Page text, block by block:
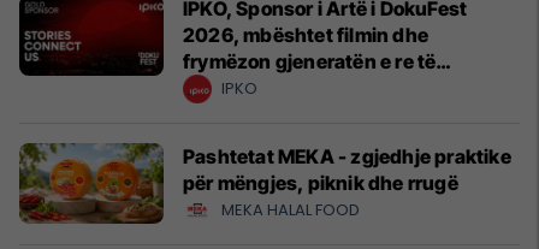
IPKO, Sponsor i Artë i DokuFest
2026, mbështet filmin dhe
frymëzon gjeneratën e re të
krijuesve
IPKO
Pashtetat MEKA - zgjedhje praktike
për mëngjes, piknik dhe rrugë
MEKA HALAL FOOD